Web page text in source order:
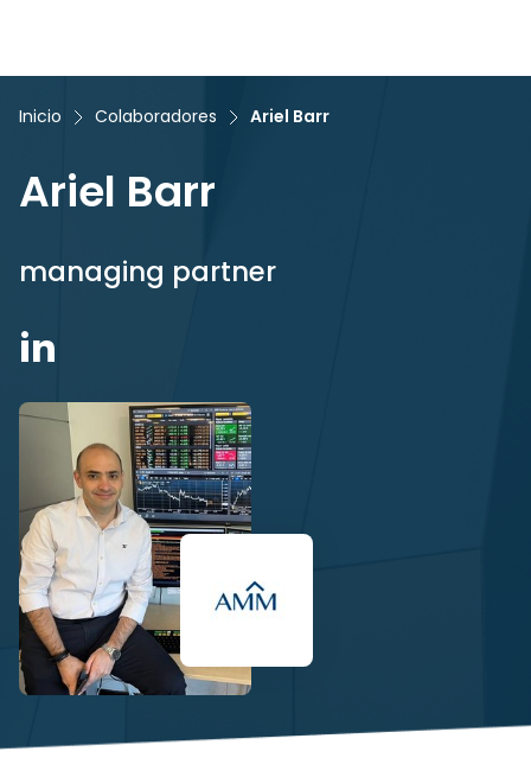
Inicio Colaboradores Ariel Barr
Ariel Barr
managing partner